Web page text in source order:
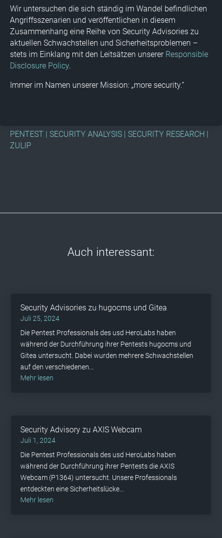
Wir untersuchen die sich ständig im Wandel befindlichen
Angriffsszenarien und veröffentlichen in diesem
Zusammenhang eine Reihe von Security Advisories zu
aktuellen Schwachstellen und Sicherheitsproblemen –
stets im Einklang mit den Leitsätzen unserer Responsible
Disclosure Policy.
Immer im Namen unserer Mission: „more security.“
PENTEST | SECURITY ANALYSIS | SECURITY RESEARCH |
ZULIP
Auch interessant:
Security Advisories zu hugocms und Gitea
Juli 25, 2024
Die Pentest Professionals des usd HeroLabs haben
während der Durchführung ihrer Pentests hugocms und
Gitea untersucht. Dabei wurden mehrere Schwachstellen
auf den verschiedenen...
mehr lesen
Security Advisory zu AXIS Webcam
Juli 1, 2024
Die Pentest Professionals des usd HeroLabs haben
während der Durchführung ihrer Pentests die AXIS
Webcam (P1364) untersucht. Unsere Professionals
entdeckten eine Sicherheitslücke...
mehr lesen